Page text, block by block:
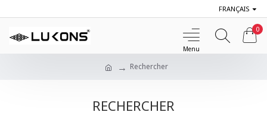
FRANÇAIS
0
Rechercher
RECHERCHER